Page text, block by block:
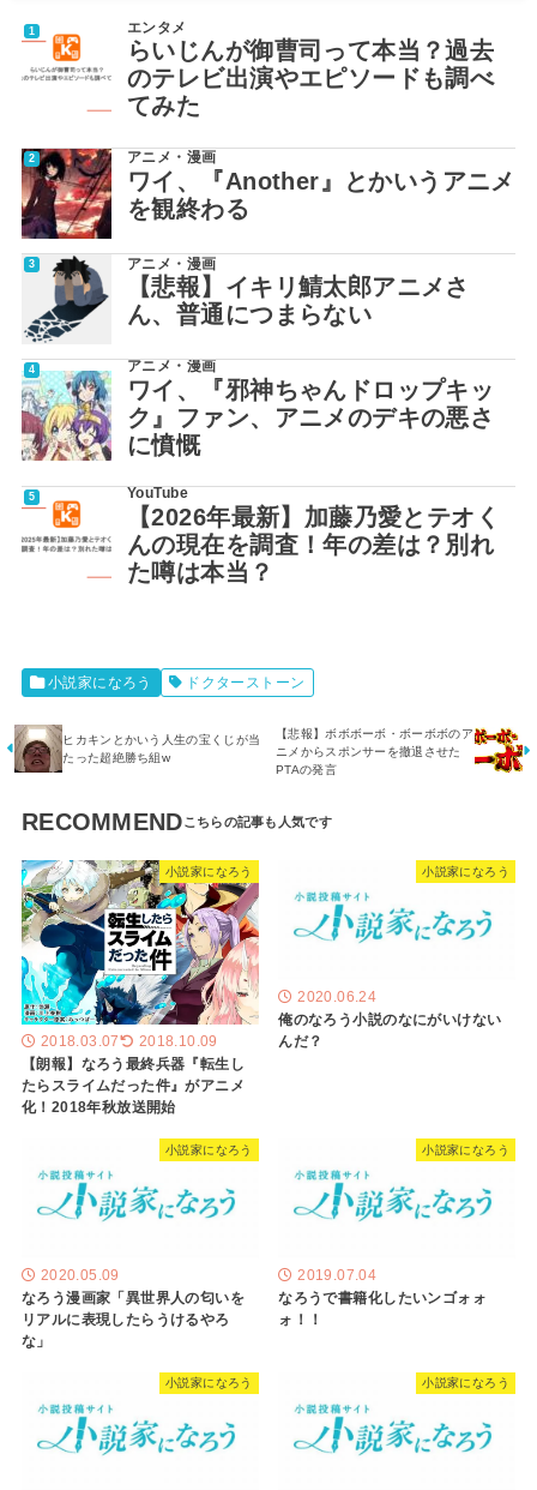
エンタメ
らいじんが御曹司って本当？過去
のテレビ出演やエピソードも調べ
てみた
アニメ・漫画
ワイ、『Another』とかいうアニメ
を観終わる
アニメ・漫画
【悲報】イキリ鯖太郎アニメさ
ん、普通につまらない
アニメ・漫画
ワイ、『邪神ちゃんドロップキッ
ク』ファン、アニメのデキの悪さ
に憤慨
YouTube
【2026年最新】加藤乃愛とテオく
んの現在を調査！年の差は？別れ
た噂は本当？
小説家になろう ドクターストーン
ヒカキンとかいう人生の宝くじが当
たった超絶勝ち組w
【悲報】ボボボーボ・ボーボボのア
ニメからスポンサーを撤退させた
PTAの発言
RECOMMEND
小説家になろう
2018.03.07 2018.10.09
【朗報】なろう最終兵器『転生し
たらスライムだった件』がアニメ
化！2018年秋放送開始
小説家になろう
2020.06.24
俺のなろう小説のなにがいけない
んだ？
小説家になろう
2020.05.09
なろう漫画家「異世界人の匂いを
リアルに表現したらうけるやろ
な」
小説家になろう
2019.07.04
なろうで書籍化したいンゴォォ
ォ！！
小説家になろう 小説家になろう